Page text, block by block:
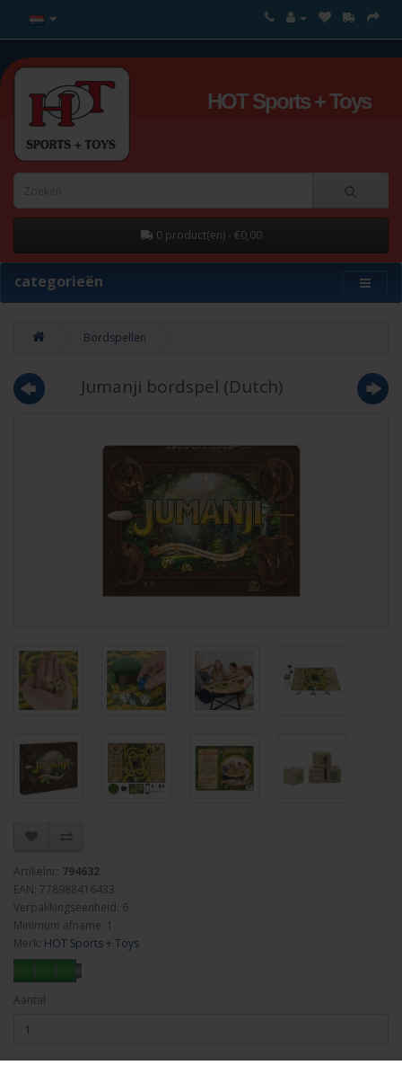
HOT Sports + Toys
0 product(en) - €0,00
categorieën
Bordspellen
Jumanji bordspel (Dutch)
Artikelnr: 794632
EAN: 778988416433
Verpakkingseenheid: 6
Minimum afname: 1
Merk: HOT Sports + Toys
Aantal